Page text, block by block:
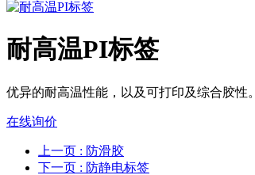
耐高温PI标签
优异的耐高温性能，以及可打印及综合胶性。
在线询价
上一页 : 防滑胶
下一页 : 防静电标签